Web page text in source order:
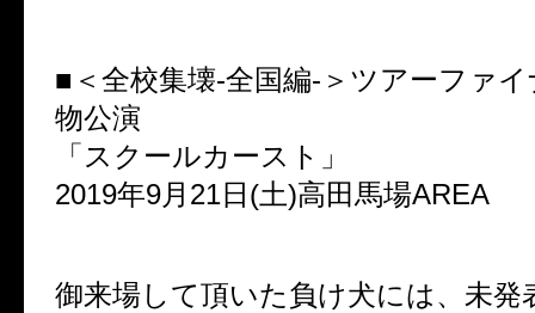
■＜全校集壊-全国編-＞ツアーファ
物公演
「スクールカースト」
2019年9月21日(土)高田馬場AREA
御来場して頂いた負け犬には、未発